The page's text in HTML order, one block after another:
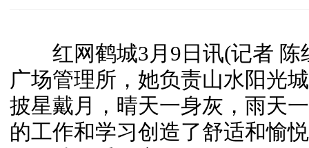
红网鹤城3月9日讯(记者 陈
广场管理所，她负责山水阳光
披星戴月，晴天一身灰，雨天
的工作和学习创造了舒适和愉